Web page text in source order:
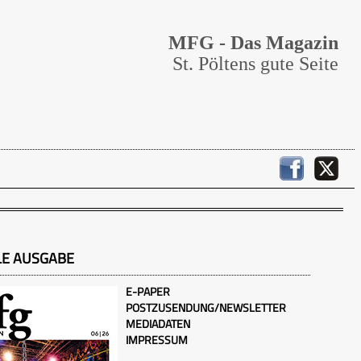
MFG - Das Magazin
St. Pöltens gute Seite
AUSGABE
E-PAPER
POSTZUSENDUNG/NEWSLETTER
MEDIADATEN
IMPRESSUM